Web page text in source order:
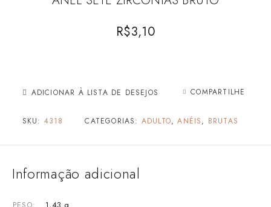
R$3,10
ADICIONAR À LISTA DE DESEJOS COMPARTILHE
SKU: 4318 CATEGORIAS: ADULTO,ANÉIS, BRUTAS
Informação adicional